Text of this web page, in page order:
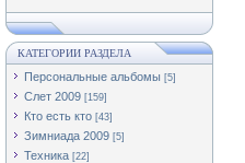
КАТЕГОРИИ РАЗДЕЛА
Персональные альбомы [5]
Слет 2009 [159]
Кто есть кто [43]
Зимниада 2009 [5]
Техника [22]